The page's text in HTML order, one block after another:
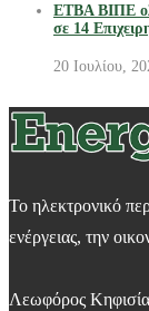
ΕΤΒΑ ΒΙΠΕ
σε 14
20 Ιουλίου,
Το ηλεκτρονικό
ενέργειας, την
Λεωφόρος